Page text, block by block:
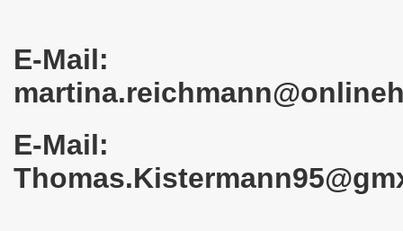
E-Mail:
E-Mail:
am 13.05.2024 um 17.30 Uhr auf dem
Bewegung am 08.04.2024 auf dem Heinrich-König-
ruft auf am 11.03.2024 zum Jahrestag
Wir protestieren und wir demonstrieren gegen die